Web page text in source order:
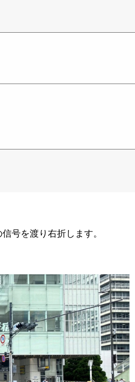
号を渡り右折します。